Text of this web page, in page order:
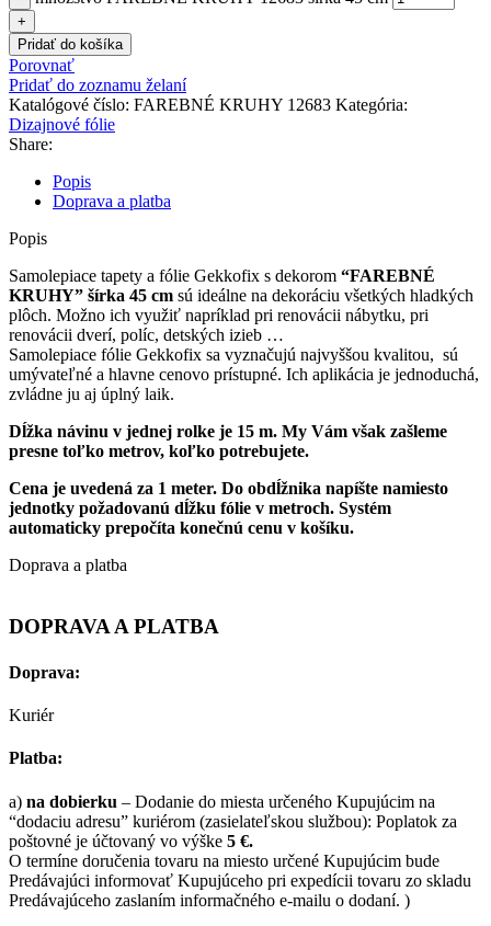
Pridať do košíka
Porovnať
Pridať do zoznamu želaní
Katalógové číslo: FAREBNÉ KRUHY 12683 Kategória:
Dizajnové fólie
Share:
Popis
Doprava a platba
Popis
Samolepiace tapety a fólie Gekkofix s dekorom “FAREBNÉ
KRUHY” šírka 45 cm sú ideálne na dekoráciu všetkých hladkých
plôch. Možno ich využiť napríklad pri renovácii nábytku, pri
renovácii dverí, políc, detských izieb …
Samolepiace fólie Gekkofix sa vyznačujú najvyššou kvalitou, sú
umývateľné a hlavne cenovo prístupné. Ich aplikácia je jednoduchá,
zvládne ju aj úplný laik.
Dĺžka návinu v jednej rolke je 15 m. My Vám však zašleme
presne toľko metrov, koľko potrebujete.
Cena je uvedená za 1 meter. Do obdĺžnika napíšte namiesto
jednotky požadovanú dĺžku fólie v metroch. Systém
automaticky prepočíta konečnú cenu v košíku.
Doprava a platba
DOPRAVA A PLATBA
Doprava:
Kuriér
Platba:
a) na dobierku – Dodanie do miesta určeného Kupujúcim na
“dodaciu adresu” kuriérom (zasielateľskou službou): Poplatok za
poštovné je účtovaný vo výške 5 €.
O termíne doručenia tovaru na miesto určené Kupujúcim bude
Predávajúci informovať Kupujúceho pri expedícii tovaru zo skladu
Predávajúceho zaslaním informačného e-mailu o dodaní. )